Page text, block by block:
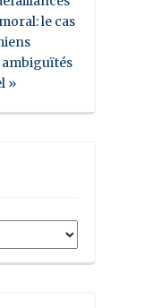
le cas
»